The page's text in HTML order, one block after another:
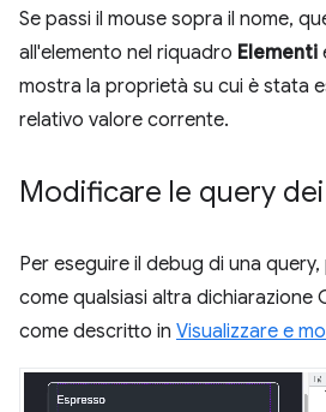
Se passi il mouse sopra il nome,
all'elemento nel riquadro Elementi
mostra la proprietà su cui è stata
relativo valore corrente.
Modificare le query
Per eseguire il debug di una
come qualsiasi altra dichiarazione
come descritto in Visualizzare e